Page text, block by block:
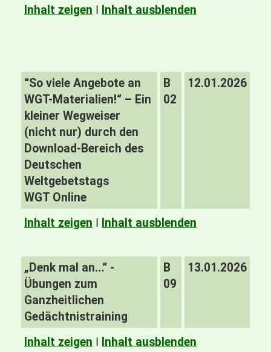
Inhalt zeigen I Inhalt ausblenden
“So viele Angebote an
WGT-Materialien!“ – Ein
kleiner Wegweiser
(nicht nur) durch den
Download-Bereich des
Deutschen
Weltgebetstags
WGT Online
B
02
12.01.2026
Inhalt zeigen I Inhalt ausblenden
„Denk mal an…“ -
Übungen zum
Ganzheitlichen
Gedächtnistraining
B
09
13.01.2026
Inhalt zeigen I Inhalt ausblenden